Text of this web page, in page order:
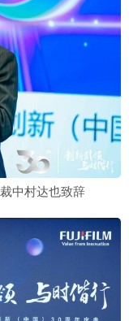
中村达也致辞